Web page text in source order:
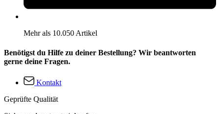
Mehr als 10.050 Artikel
Benötigst du Hilfe zu deiner Bestellung? Wir beantworten
gerne deine Fragen.
Kontakt
Geprüfte Qualität